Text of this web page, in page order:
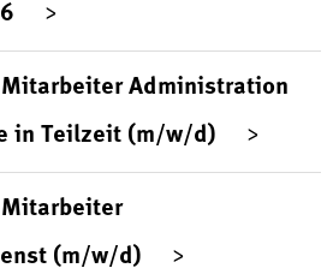
Mitarbeiter Administration
in Teilzeit (m/w/d)
Mitarbeiter
(m/w/d)